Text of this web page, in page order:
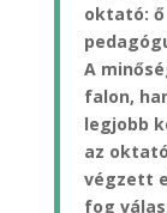
oktató:
A
falon,
legjobb
az
végzett
fog